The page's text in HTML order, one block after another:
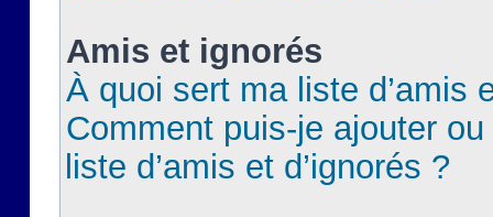
Amis et ignorés
À quoi sert ma liste d’amis
Comment puis-je ajouter
liste d’amis et d’ignorés ?